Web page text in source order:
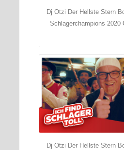
Dj Otzi Der Hellste Stern
Schlagerchampions 2020
Dj Otzi Der Hellste Stern